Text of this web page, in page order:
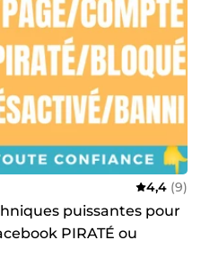
4,4 (9)
puissantes pour
PIRATÉ ou